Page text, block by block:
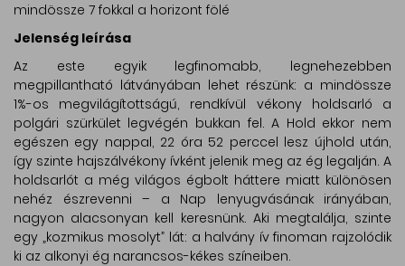
mindössze 7 fokkal a horizont fölé
Jelenség leírása
Az este egyik legfinomabb, legnehezebben
megpillantható látványában lehet részünk: a mindössze
1%-os megvilágítottságú, rendkívül vékony holdsarló a
polgári szürkület legvégén bukkan fel. A Hold ekkor nem
egészen egy nappal, 22 óra 52 perccel lesz újhold után,
így szinte hajszálvékony ívként jelenik meg az ég legalján. A
holdsarlót a még világos égbolt háttere miatt különösen
nehéz észrevenni – a Nap lenyugvásának irányában,
nagyon alacsonyan kell keresnünk. Aki megtalálja, szinte
egy „kozmikus mosolyt” lát: a halvány ív finoman rajzolódik
ki az alkonyi ég narancsos-kékes színeiben.